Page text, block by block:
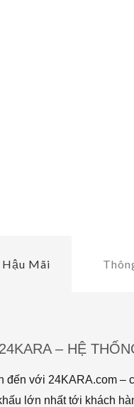
Hậu Mãi
24KARA – HỆ
đến với 24KARA.com –
lớn nhất tới khách